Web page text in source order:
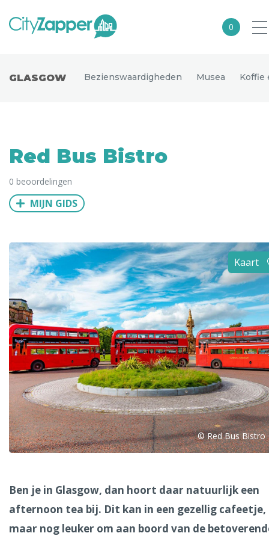
0
Europa
Noord-Amerika
Azië
Uitgelichte bestemmingen
Alle steden
Phoenix
Dresden
GLASGOW Bezienswaardigheden Musea Koffie
Red Bus Bistro
0 beoordelingen
MIJN GIDS
Kaart
© Red Bus Bistro
Ben je in Glasgow, dan hoort daar natuurlijk een
afternoon tea bij. Dit kan in een gezellig cafeetje,
maar nog leuker om aan boord van de